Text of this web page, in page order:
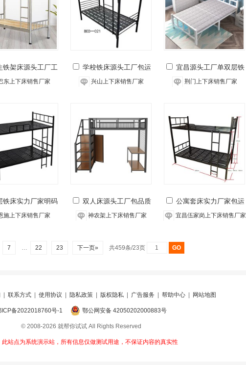
铁架床源头工厂工
程价
东上下床销售厂家
学校铁床源头工厂包运
输
兴山上下床销售厂家
宜昌源头工厂单双层铁
床批发价
荆门上下床销售厂家
铁床实力厂家明码
标价
施上下床销售厂家
双人床源头工厂包品质
神农架上下床销售厂家
公寓套床实力厂家包运
输
宜昌伍家岗上下床销售厂家
7 … 22 23 下一页» 共459条/23页
联系方式 使用协议 隐私政策 版权隐私 广告服务 帮助中心 网站地图
ICP备2022018760号-1 鄂公网安备 42050202000883号
© 2008-2026 就帮你试试 All Rights Reserved
此站点为系统演示站，所有信息仅做测试用途，不保证内容的真实性